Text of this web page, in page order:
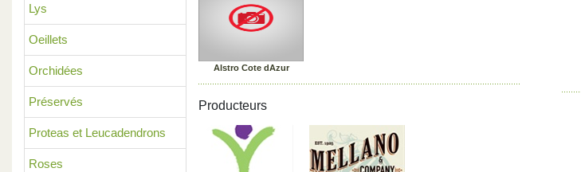
Lys
Oeillets
Orchidées
Préservés
Proteas et Leucadendrons
Roses
Alstro Cote dAzur
Producteurs